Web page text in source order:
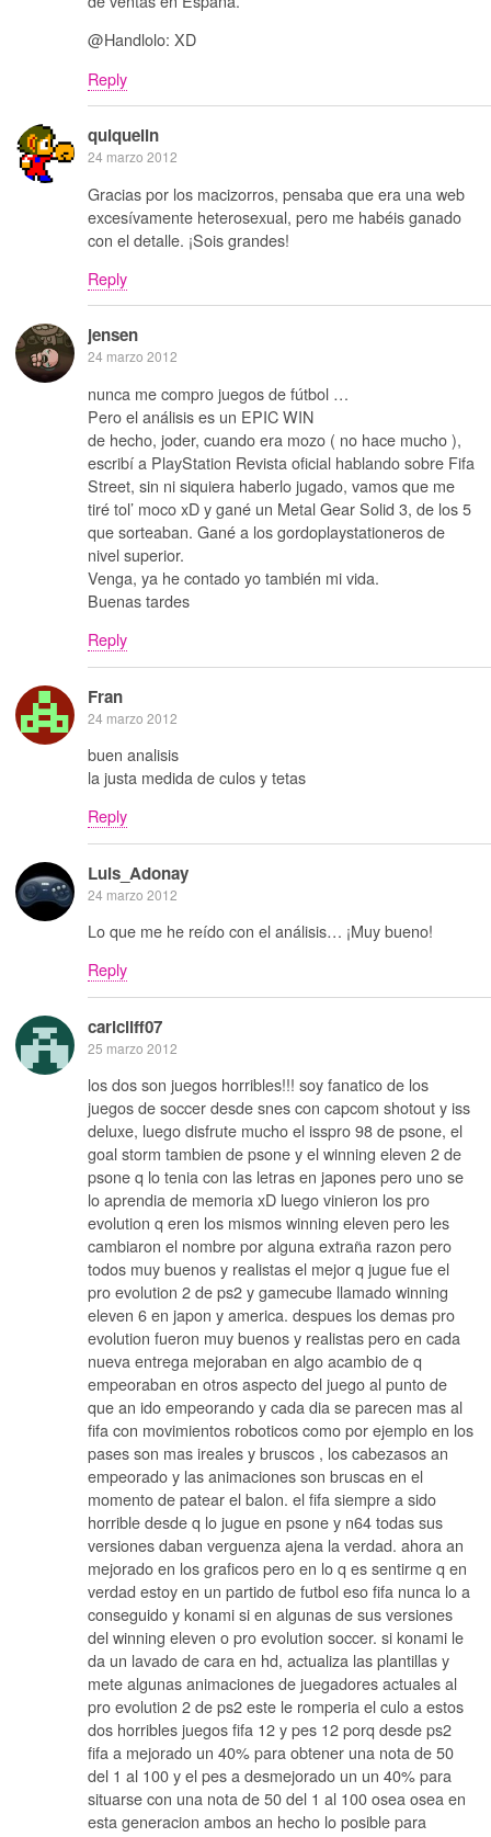
@Handlolo: XD
Reply
quiquelin
24 marzo 2012
Gracias por los macizorros, pensaba que era una web
excesívamente heterosexual, pero me habéis ganado
con el detalle. ¡Sois grandes!
Reply
jensen
24 marzo 2012
nunca me compro juegos de fútbol …
Pero el análisis es un EPIC WIN
de hecho, joder, cuando era mozo ( no hace mucho ),
escribí a PlayStation Revista oficial hablando sobre Fifa
Street, sin ni siquiera haberlo jugado, vamos que me
tiré tol’ moco xD y gané un Metal Gear Solid 3, de los 5
que sorteaban. Gané a los gordoplaystationeros de
nivel superior.
Venga, ya he contado yo también mi vida.
Buenas tardes
Reply
Fran
24 marzo 2012
buen analisis
la justa medida de culos y tetas
Reply
Luis_Adonay
24 marzo 2012
Lo que me he reído con el análisis… ¡Muy bueno!
Reply
carlcliff07
25 marzo 2012
los dos son juegos horribles!!! soy fanatico de los
juegos de soccer desde snes con capcom shotout y iss
deluxe, luego disfrute mucho el isspro 98 de psone, el
goal storm tambien de psone y el winning eleven 2 de
psone q lo tenia con las letras en japones pero uno se
lo aprendia de memoria xD luego vinieron los pro
evolution q eren los mismos winning eleven pero les
cambiaron el nombre por alguna extraña razon pero
todos muy buenos y realistas el mejor q jugue fue el
pro evolution 2 de ps2 y gamecube llamado winning
eleven 6 en japon y america. despues los demas pro
evolution fueron muy buenos y realistas pero en cada
nueva entrega mejoraban en algo acambio de q
empeoraban en otros aspecto del juego al punto de
que an ido empeorando y cada dia se parecen mas al
fifa con movimientos roboticos como por ejemplo en los
pases son mas ireales y bruscos , los cabezasos an
empeorado y las animaciones son bruscas en el
momento de patear el balon. el fifa siempre a sido
horrible desde q lo jugue en psone y n64 todas sus
versiones daban verguenza ajena la verdad. ahora an
mejorado en los graficos pero en lo q es sentirme q en
verdad estoy en un partido de futbol eso fifa nunca lo a
conseguido y konami si en algunas de sus versiones
del winning eleven o pro evolution soccer. si konami le
da un lavado de cara en hd, actualiza las plantillas y
mete algunas animaciones de juegadores actuales al
pro evolution 2 de ps2 este le romperia el culo a estos
dos horribles juegos fifa 12 y pes 12 porq desde ps2
fifa a mejorado un 40% para obtener una nota de 50
del 1 al 100 y el pes a desmejorado un un 40% para
situarse con una nota de 50 del 1 al 100 osea osea en
esta generacion ambos an hecho lo posible para